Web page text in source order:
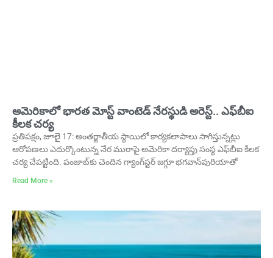
అమెరికాలో భారత మోస్ట్‌ వాంటెడ్‌ నేరస్థుడి అరెస్ట్‌.. ఎఫ్‌బీఐ
కీలక చర్య
ప్రతిపక్షం, జూలై 17: అంతర్జాతీయ స్థాయిలో కార్యకలాపాలు సాగిస్తున్నట్లు
ఆరోపణలు ఎదుర్కొంటున్న నేర ముఠాపై అమెరికా దర్యాప్తు సంస్థ ఎఫ్‌బీఐ కీలక
చర్య చేపట్టింది. పంజాబ్‌కు చెందిన గ్యాంగ్‌స్టర్‌ జగ్గూ భగవాన్‌పురియాతో
Read More »